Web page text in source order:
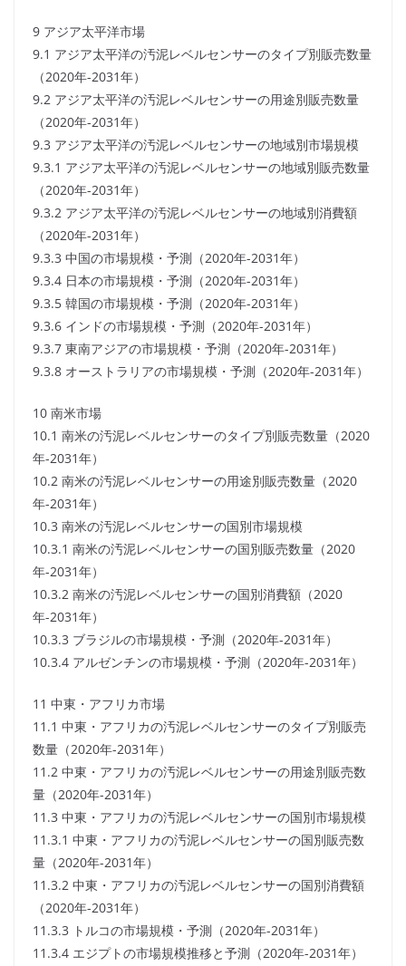
9 アジア太平洋市場
9.1 アジア太平洋の汚泥レベルセンサーのタイプ別販売数量
（2020年-2031年）
9.2 アジア太平洋の汚泥レベルセンサーの用途別販売数量
（2020年-2031年）
9.3 アジア太平洋の汚泥レベルセンサーの地域別市場規模
9.3.1 アジア太平洋の汚泥レベルセンサーの地域別販売数量
（2020年-2031年）
9.3.2 アジア太平洋の汚泥レベルセンサーの地域別消費額
（2020年-2031年）
9.3.3 中国の市場規模・予測（2020年-2031年）
9.3.4 日本の市場規模・予測（2020年-2031年）
9.3.5 韓国の市場規模・予測（2020年-2031年）
9.3.6 インドの市場規模・予測（2020年-2031年）
9.3.7 東南アジアの市場規模・予測（2020年-2031年）
9.3.8 オーストラリアの市場規模・予測（2020年-2031年）
10 南米市場
10.1 南米の汚泥レベルセンサーのタイプ別販売数量（2020
年-2031年）
10.2 南米の汚泥レベルセンサーの用途別販売数量（2020
年-2031年）
10.3 南米の汚泥レベルセンサーの国別市場規模
10.3.1 南米の汚泥レベルセンサーの国別販売数量（2020
年-2031年）
10.3.2 南米の汚泥レベルセンサーの国別消費額（2020
年-2031年）
10.3.3 ブラジルの市場規模・予測（2020年-2031年）
10.3.4 アルゼンチンの市場規模・予測（2020年-2031年）
11 中東・アフリカ市場
11.1 中東・アフリカの汚泥レベルセンサーのタイプ別販売
数量（2020年-2031年）
11.2 中東・アフリカの汚泥レベルセンサーの用途別販売数
量（2020年-2031年）
11.3 中東・アフリカの汚泥レベルセンサーの国別市場規模
11.3.1 中東・アフリカの汚泥レベルセンサーの国別販売数
量（2020年-2031年）
11.3.2 中東・アフリカの汚泥レベルセンサーの国別消費額
（2020年-2031年）
11.3.3 トルコの市場規模・予測（2020年-2031年）
11.3.4 エジプトの市場規模推移と予測（2020年-2031年）